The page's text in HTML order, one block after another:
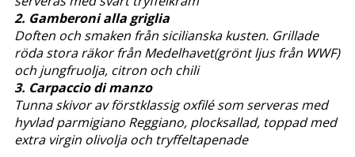
2. Gamberoni alla griglia
Doften och smaken från sicilianska kusten. Grillade
röda stora räkor från Medelhavet(grönt ljus från WWF)
och jungfruolja, citron och chili
3. Carpaccio di manzo
Tunna skivor av förstklassig oxfilé som serveras med
hyvlad parmigiano Reggiano, plocksallad, toppad med
extra virgin olivolja och tryffeltapenade